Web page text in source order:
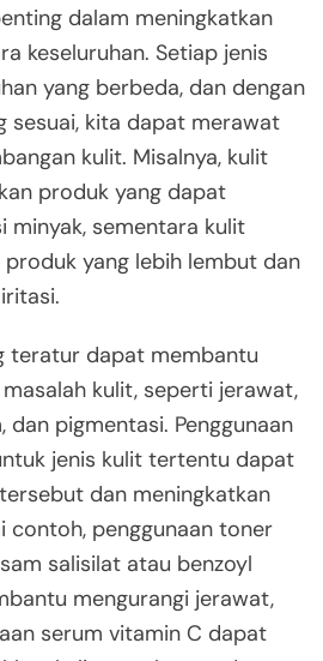
dalam meningkatkan
keseluruhan. Setiap jenis
yang berbeda, dan dengan
sesuai, kita dapat merawat
kulit. Misalnya, kulit
produk yang dapat
minyak, sementara kulit
yang lebih lembut dan
teratur dapat membantu
kulit, seperti jerawat,
dan pigmentasi. Penggunaan
jenis kulit tertentu dapat
dan meningkatkan
contoh, penggunaan toner
salisilat atau benzoyl
mengurangi jerawat,
serum vitamin C dapat